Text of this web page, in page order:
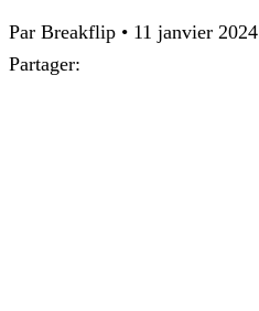
Par Breakflip • 11 janvier 2024
Partager: